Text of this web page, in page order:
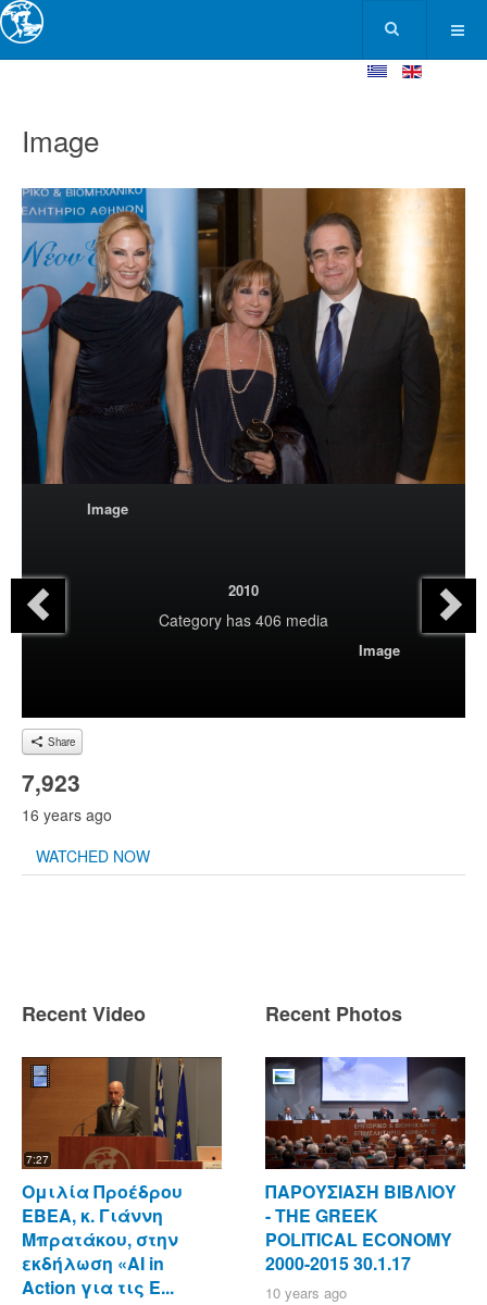
Image
Image
2010
Category has 406 media
Image
Share
7,923
16 years ago
WATCHED NOW
Recent Video
7:27
Ομιλία Προέδρου
ΕΒΕΑ, κ. Γιάννη
Μπρατάκου, στην
εκδήλωση «AI in
Action για τις Ε...
Recent Photos
ΠΑΡΟΥΣΙΑΣΗ ΒΙΒΛΙΟΥ
- ΤΗΕ GREEK
POLITICAL ECONOMY
2000-2015 30.1.17
10 years ago